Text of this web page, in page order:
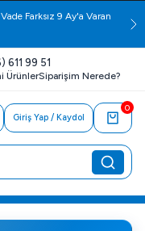
Farksız 9 Ay'a Varan
611 99 51
ÜrünlerSiparişim Nerede?
Giriş Yap / Kaydol
0